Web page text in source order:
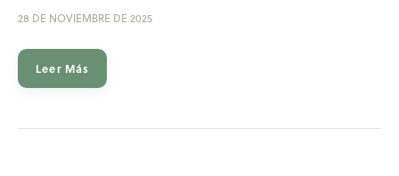
28 DE NOVIEMBRE DE 2025
Leer Más